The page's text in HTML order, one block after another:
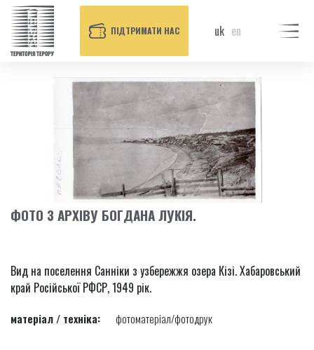
ПІДТРИМАТИ НАС uk en
ФОТО З АРХІВУ БОГДАНА ЛУКІЯ.
Вид на поселення Санніки з узбережжя озера Кізі. Хабаровський
край Російської РФСР, 1949 рік.
матеріал / техніка: фотоматеріал/фотодрук